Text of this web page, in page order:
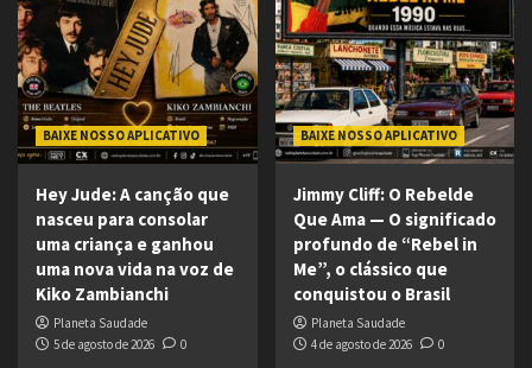
BAIXE NOSSO APLICATIVO
Hey Jude: A canção que
nasceu para consolar
uma criança e ganhou
uma nova vida na voz de
Kiko Zambianchi
Planeta Saudade
5 de agosto de 2026
0
BAIXE NOSSO APLICATIVO
Jimmy Cliff: O Rebelde
Que Ama — O significado
profundo de “Rebel in
Me”, o clássico que
conquistou o Brasil
Planeta Saudade
4 de agosto de 2026
0